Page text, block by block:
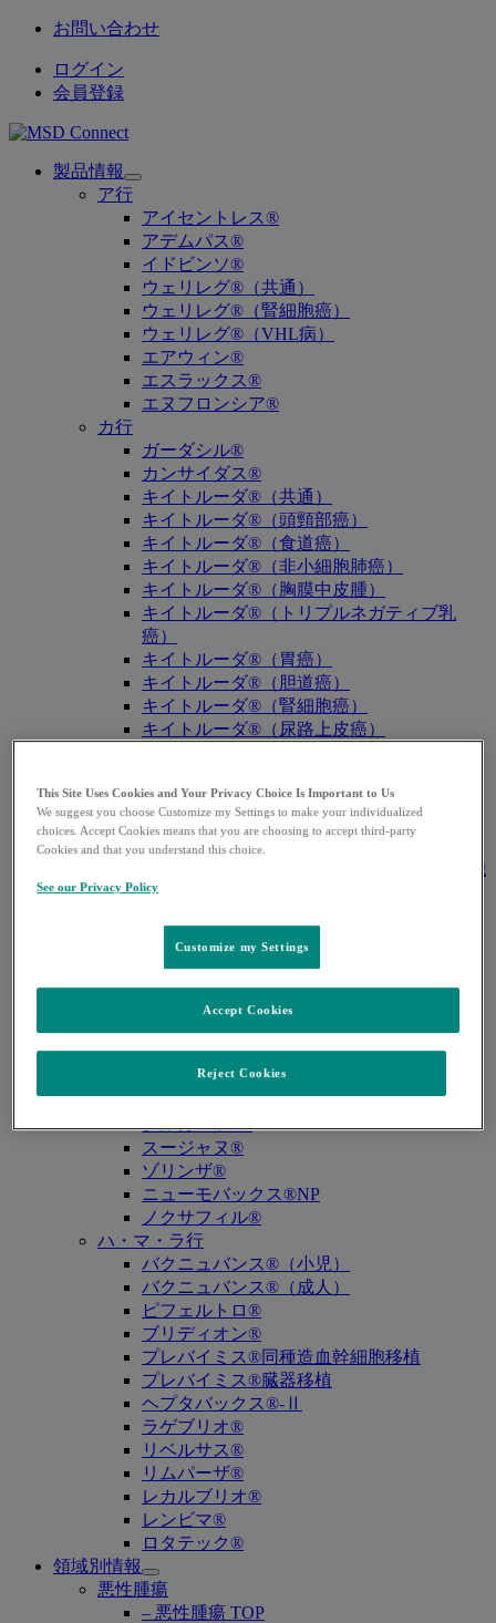
お問い合わせ
ログイン
会員登録
製品情報
Open
submenu
ア行
アイセントレス®
アデムパス®
イドビンソ®
ウェリレグ®（共通）
ウェリレグ®（腎細胞癌）
ウェリレグ®（VHL病）
エアウィン®
エスラックス®
エヌフロンシア®
カ行
ガーダシル®
カンサイダス®
キイトルーダ®（共通）
キイトルーダ®（頭頸部癌）
キイトルーダ®（食道癌）
キイトルーダ®（非小細胞肺癌）
キイトルーダ®（胸膜中皮腫）
キイトルーダ®（トリプルネガティブ乳
癌）
キイトルーダ®（胃癌）
キイトルーダ®（胆道癌）
キイトルーダ®（腎細胞癌）
キイトルーダ®（尿路上皮癌）
キイトルーダ®（悪性黒色腫）
キイトルーダ®（古典的ホジキンリンパ
腫）
キイトルーダ®（原発性縦隔大細胞型B細胞
リンパ腫（PMBCL））
キイトルーダ®（MSI-High結腸・直腸癌）
キャップバックス®
キュビシン®
サ・タ・ナ行
ザバクサ®
シベクトロ®
ジャヌビア®
シルガード®9
スージャヌ®
ゾリンザ®
ニューモバックス®NP
ノクサフィル®
ハ・マ・ラ行
バクニュバンス®（小児）
バクニュバンス®（成人）
ピフェルトロ®
ブリディオン®
プレバイミス®同種造血幹細胞移植
プレバイミス®臓器移植
ヘプタバックス®-Ⅱ
ラゲブリオ®
リベルサス®
リムパーザ®
レカルブリオ®
レンビマ®
ロタテック®
領域別情報
Open
submenu
悪性腫瘍
– 悪性腫瘍 TOP
This Site Uses Cookies and Your Privacy Choice Is Important to Us
We suggest you choose Customize my Settings to make your individualized
choices. Accept Cookies means that you are choosing to accept third-party
Cookies and that you understand this choice.
See our Privacy Policy
Customize my Settings
Reject Cookies
Accept Cookies